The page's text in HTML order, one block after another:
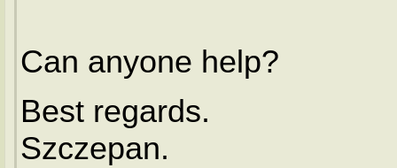
Can anyone help?
Best regards.
Szczepan.